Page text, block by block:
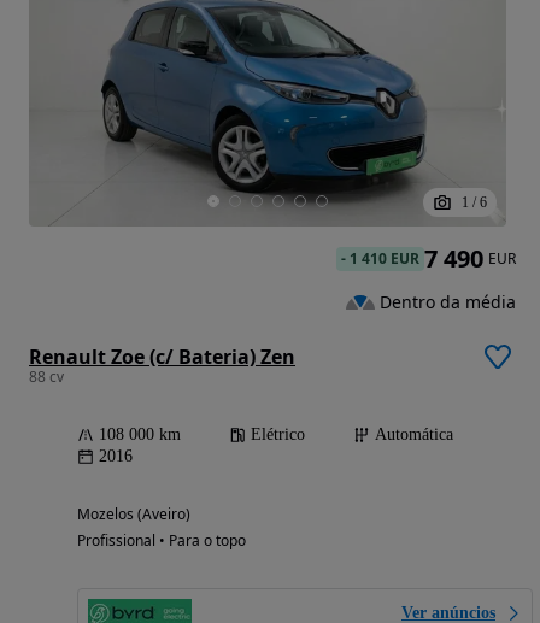
1 / 6
Renault Zoe (c/ Bateria) Zen
88 cv
108 000 km Elétrico
Automática
2016
Mozelos (Aveiro)
Profissional • Para o topo
Ver anúncios
- 1 410 EUR 7 490 EUR
Dentro da média